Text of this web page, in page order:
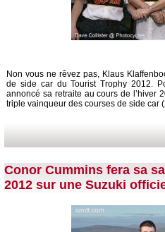
Non vous ne rêvez pas, Klaus
de side car du Tourist Trophy 2012.
annoncé sa retraite au cours de l’hiver
triple vainqueur des courses de side car
Conor Cummins fera sa
2012 sur une Suzuki